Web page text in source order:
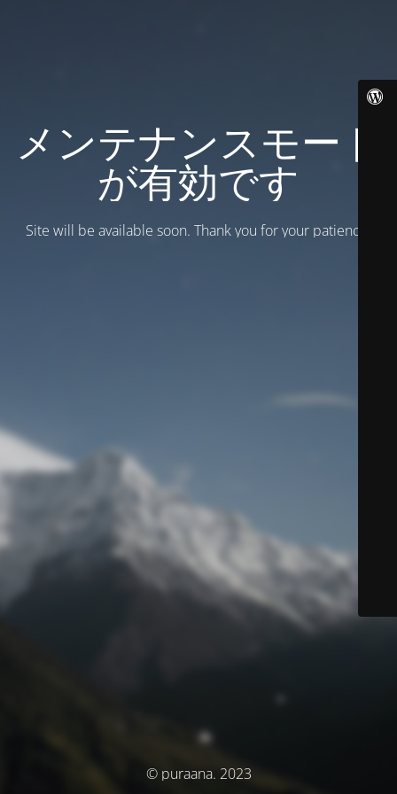
メンテナンスモード
が有効です
Site will be available soon. Thank you for your patience!
© puraana. 2023